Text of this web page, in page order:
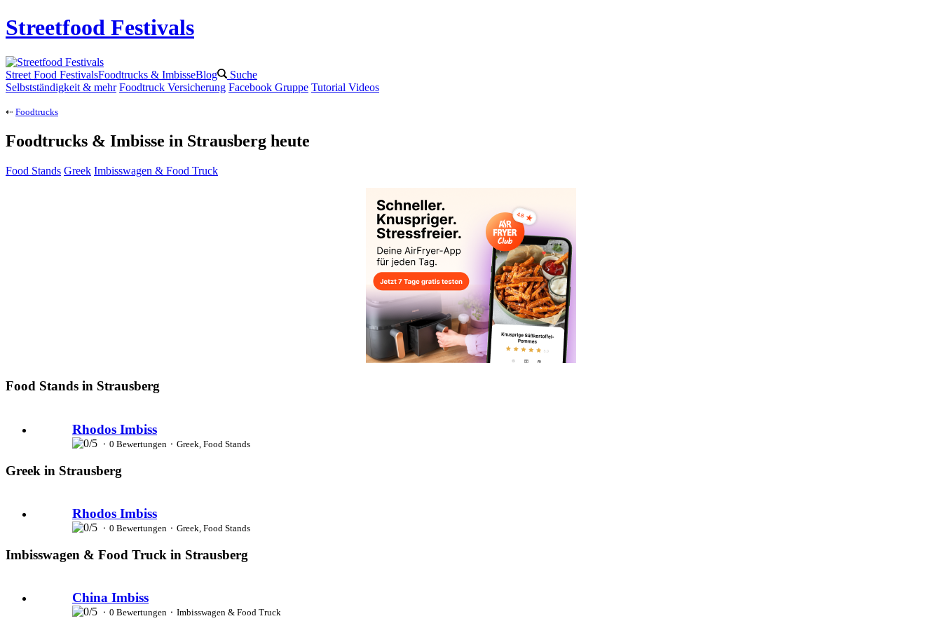
Streetfood Festivals
Street Food FestivalsFoodtrucks & ImbisseBlog
Suche
Selbstständigkeit & mehr Foodtruck Versicherung Facebook Gruppe Tutorial Videos
⇠ Foodtrucks
Foodtrucks & Imbisse in Strausberg heute
Food Stands Greek Imbisswagen & Food Truck
Food Stands in Strausberg
Rhodos Imbiss
⬝ 0 Bewertungen ⬝ Greek, Food Stands
Greek in Strausberg
Rhodos Imbiss
⬝ 0 Bewertungen ⬝ Greek, Food Stands
Imbisswagen & Food Truck in Strausberg
China Imbiss
⬝ 0 Bewertungen ⬝ Imbisswagen & Food Truck